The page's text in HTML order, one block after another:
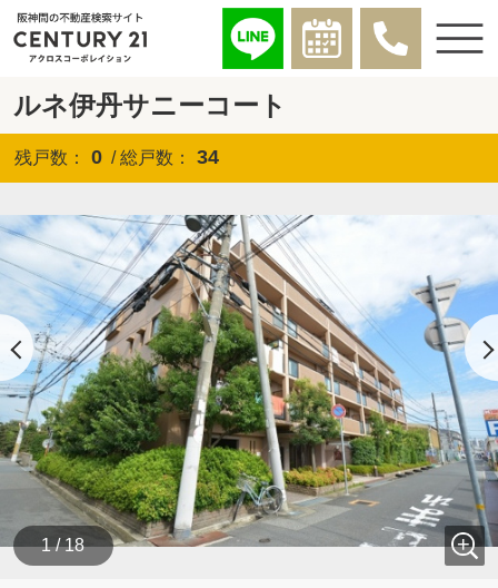
ルネ伊丹サニーコート
残戸数： 0 / 総戸数： 34
1 / 18